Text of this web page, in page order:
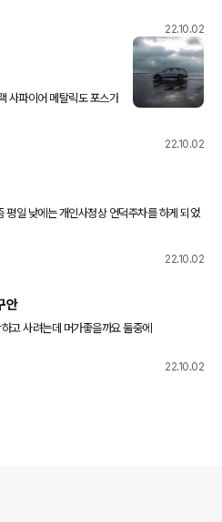
22.10.02
사파이어 메탈릭도 포스가
다는 생각을 가지고 있었
22.10.02
평일 낮에는 개인사정상 언덕주차를 하게 되었
평으로 주
22.10.02
구안
대 생각하고 사려는데 머가좋을까요 둘중에
22.10.02